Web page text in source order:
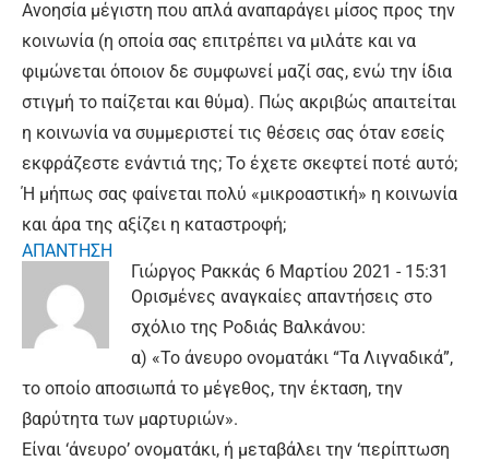
Ανοησία μέγιστη που απλά αναπαράγει μίσος προς την
κοινωνία (η οποία σας επιτρέπει να μιλάτε και να
φιμώνεται όποιον δε συμφωνεί μαζί σας, ενώ την ίδια
στιγμή το παίζεται και θύμα). Πώς ακριβώς απαιτείται
η κοινωνία να συμμεριστεί τις θέσεις σας όταν εσείς
εκφράζεστε ενάντιά της; Το έχετε σκεφτεί ποτέ αυτό;
Ή μήπως σας φαίνεται πολύ «μικροαστική» η κοινωνία
και άρα της αξίζει η καταστροφή;
ΑΠΑΝΤΗΣΗ
Γιώργος Ρακκάς 6 Μαρτίου 2021 - 15:31
Ορισμένες αναγκαίες απαντήσεις στο
σχόλιο της Ροδιάς Βαλκάνου:
α) «Το άνευρο ονοματάκι “Τα Λιγναδικά”,
το οποίο αποσιωπά το μέγεθος, την έκταση, την
βαρύτητα των μαρτυριών».
Είναι ‘άνευρο’ ονοματάκι, ή μεταβάλει την ‘περίπτωση